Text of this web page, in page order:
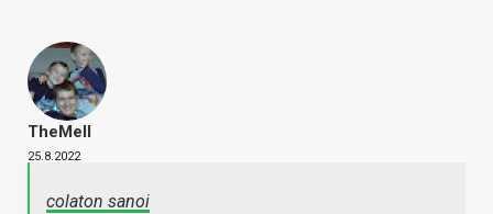
TheMeII
25.8.2022
colaton sanoi